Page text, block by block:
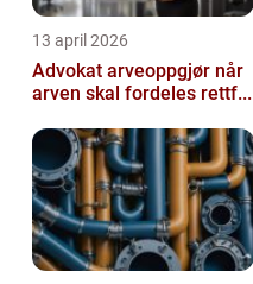
13 april 2026
Advokat arveoppgjør når
arven skal fordeles rettf...